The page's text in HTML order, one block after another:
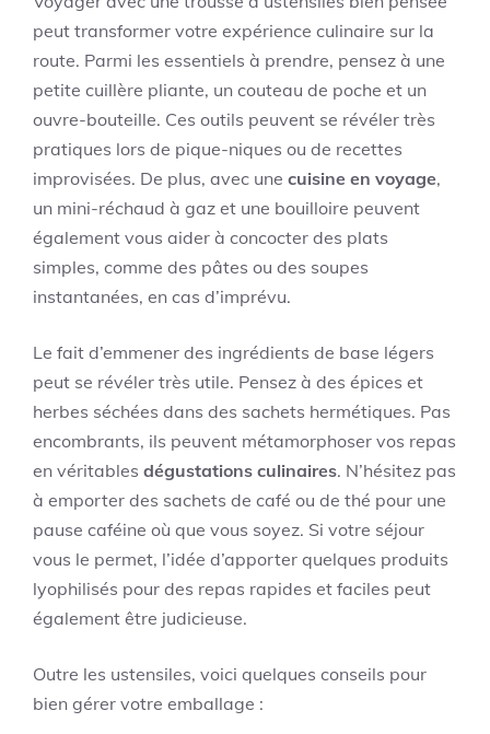
peut transformer votre expérience culinaire sur la
route. Parmi les essentiels à prendre, pensez à une
petite cuillère pliante, un couteau de poche et un
ouvre-bouteille. Ces outils peuvent se révéler très
pratiques lors de pique-niques ou de recettes
improvisées. De plus, avec une cuisine en voyage,
un mini-réchaud à gaz et une bouilloire peuvent
également vous aider à concocter des plats
simples, comme des pâtes ou des soupes
instantanées, en cas d’imprévu.
Le fait d’emmener des ingrédients de base légers
peut se révéler très utile. Pensez à des épices et
herbes séchées dans des sachets hermétiques. Pas
encombrants, ils peuvent métamorphoser vos repas
en véritables dégustations culinaires. N’hésitez pas
à emporter des sachets de café ou de thé pour une
pause caféine où que vous soyez. Si votre séjour
vous le permet, l’idée d’apporter quelques produits
lyophilisés pour des repas rapides et faciles peut
également être judicieuse.
Outre les ustensiles, voici quelques conseils pour
bien gérer votre emballage :